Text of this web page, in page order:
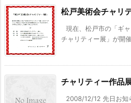
松戸美術会チャリ
現在、松戸市の「ギ
チャリティー展」が開
チャリティー作品
2008/12/12 先日お知